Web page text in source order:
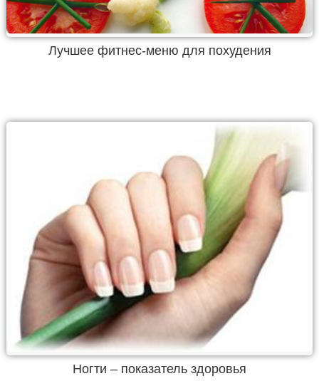
Лучшее фитнес-меню для похудения
Ногти – показатель здоровья